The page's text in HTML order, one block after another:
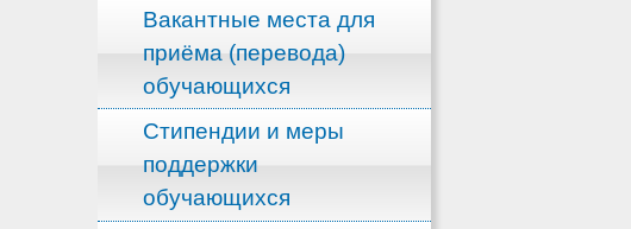
Вакантные места для
приёма (перевода)
обучающихся
Стипендии и меры
поддержки
обучающихся